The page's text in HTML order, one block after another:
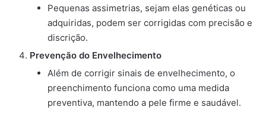
Pequenas assimetrias, sejam elas genéticas ou
adquiridas, podem ser corrigidas com precisão e
discrição.
Prevenção do Envelhecimento
Além de corrigir sinais de envelhecimento, o
preenchimento funciona como uma medida
preventiva, mantendo a pele firme e saudável.